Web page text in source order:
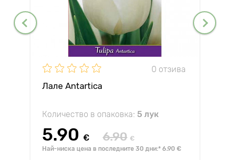
0 отзива
Лале Antartica
Количество в опаковка: 5 лук
5.90 € 6.90 €
Най-ниска цена в последните 30 дни:* 6.90 €